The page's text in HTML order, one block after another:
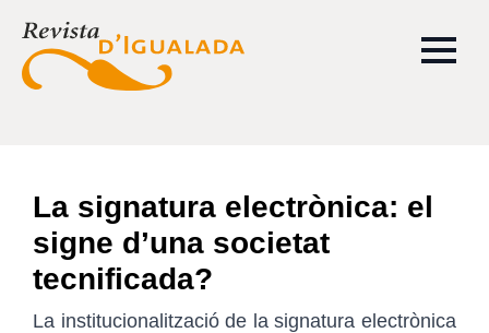
La signatura electrònica: el
signe d’una societat
tecnificada?
La institucionalització de la signatura electrònica